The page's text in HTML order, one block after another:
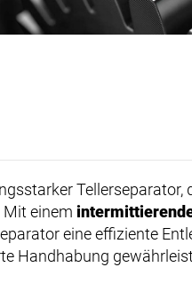
Tellerseparator,
einem
eine effiziente
Handhabung